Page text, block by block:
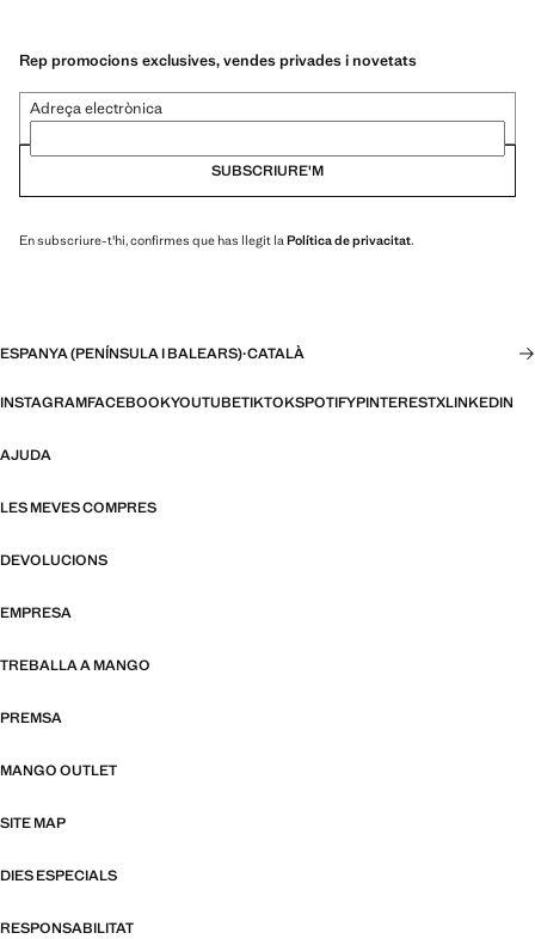
Rep promocions exclusives, vendes privades i novetats
Adreça electrònica
SUBSCRIURE'M
En subscriure-t'hi, confirmes que has llegit la Política de privacitat.
ESPANYA (PENÍNSULA I BALEARS)·CATALÀ
INSTAGRAMFACEBOOKYOUTUBETIKTOKSPOTIFYPINTERESTXLINKEDIN
AJUDA
LES MEVES COMPRES
DEVOLUCIONS
EMPRESA
TREBALLA A MANGO
PREMSA
MANGO OUTLET
SITE MAP
DIES ESPECIALS
RESPONSABILITAT